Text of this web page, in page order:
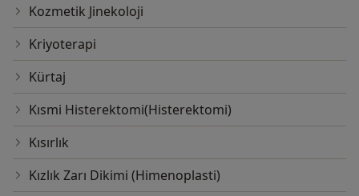
Kozmetik Jinekoloji
Kriyoterapi
Kürtaj
Kısmi Histerektomi(Histerektomi)
Kısırlık
Kızlık Zarı Dikimi (Himenoplasti)